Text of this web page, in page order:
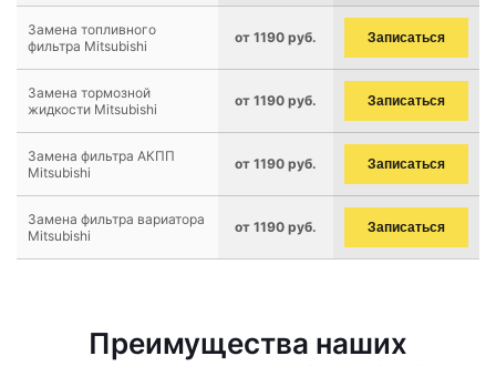
Замена топливного
фильтра Mitsubishi
от 1190 руб. Записаться
Замена тормозной
жидкости Mitsubishi
от 1190 руб. Записаться
Замена фильтра АКПП
Mitsubishi
от 1190 руб. Записаться
Замена фильтра вариатора
Mitsubishi
от 1190 руб. Записаться
Преимущества наших